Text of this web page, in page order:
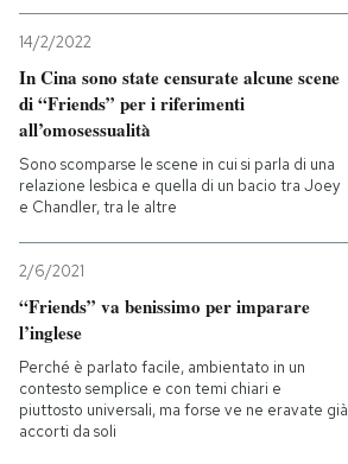
14/2/2022
In Cina sono state censurate alcune scene
di “Friends” per i riferimenti
all’omosessualità
Sono scomparse le scene in cui si parla di una
relazione lesbica e quella di un bacio tra Joey
e Chandler, tra le altre
2/6/2021
“Friends” va benissimo per imparare
l’inglese
Perché è parlato facile, ambientato in un
contesto semplice e con temi chiari e
piuttosto universali, ma forse ve ne eravate già
accorti da soli